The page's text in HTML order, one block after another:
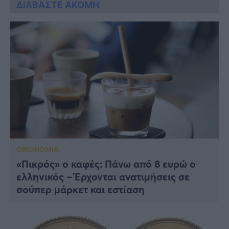
ΔΙΑΒΑΣΤΕ ΑΚΟΜΗ
ΟΙΚΟΝΟΜΙΑ
«Πικρός» ο καφές: Πάνω από 8 ευρώ ο
ελληνικός – Έρχονται ανατιμήσεις σε
σούπερ μάρκετ και εστίαση